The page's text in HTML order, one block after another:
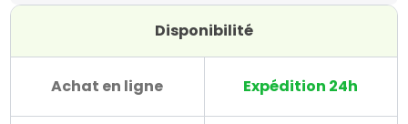
Disponibilité
Achat en ligne Expédition 24h